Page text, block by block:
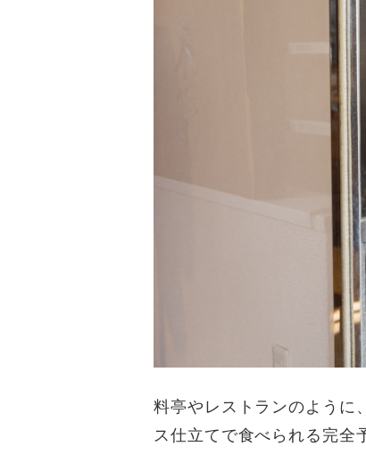
料亭やレストランのように
ス仕立てで食べられる完全